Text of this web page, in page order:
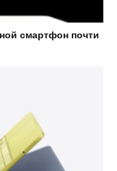
смартфон почти